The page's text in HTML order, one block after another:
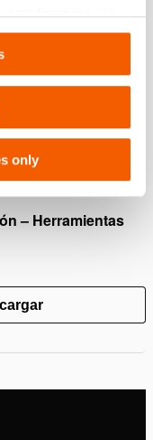
preferences via
only
A4
– Herramientas